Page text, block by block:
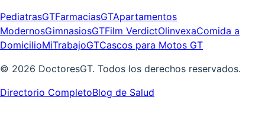
PediatrasGTFarmaciasGTApartamentos
ModernosGimnasiosGTFilm VerdictOlinvexaComida a
DomicilioMiTrabajoGTCascos para Motos GT
© 2026 DoctoresGT. Todos los derechos reservados.
Directorio CompletoBlog de Salud